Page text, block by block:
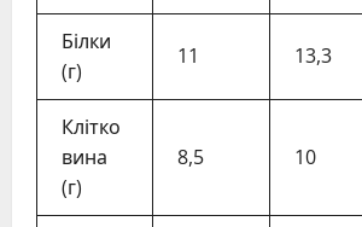
Білки
(г)
11 13,3
Клітко
вина
(г)
8,5 10